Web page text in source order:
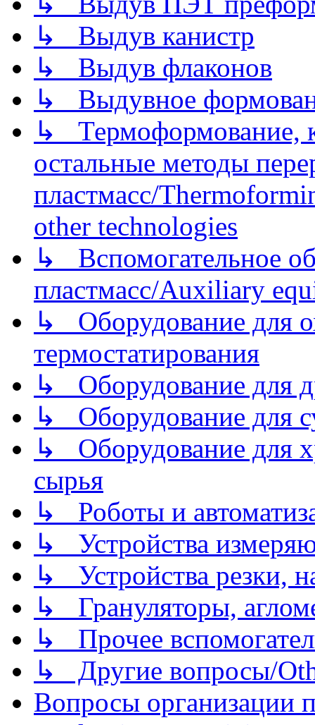
↳ Выдув канистр
↳ Выдув флаконов
↳ Выдувное
↳ Термоформование,
остальные методы
пластмасс/
other technologies
↳ Вспомогательное
пластмасс/Auxiliary
↳ Оборудование для
термостатирования
↳ Оборудование для
↳ Оборудование для
↳ Оборудование для
сырья
↳ Роботы и
↳ Устройства
↳ Устройства резки,
↳ Грануляторы,
↳ Прочее
↳ Другие вопросы/
Вопросы организации